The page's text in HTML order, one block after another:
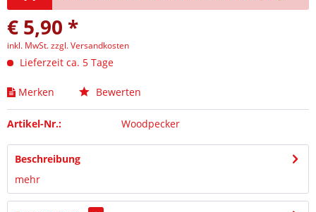
€ 5,90 *
inkl. MwSt.zzgl. Versandkosten
Lieferzeit ca. 5 Tage
Merken Bewerten
Artikel-Nr.: Woodpecker
Beschreibung
mehr